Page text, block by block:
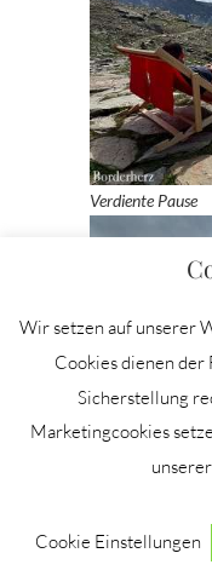
Verdiente Pause
Wir setzen auf unserer
Cookies dienen
Sicherstellung
Marketingcookies
Cookie Einstellungen